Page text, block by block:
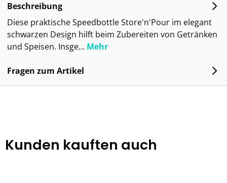
Beschreibung
Diese praktische Speedbottle Store'n'Pour im elegant
schwarzen Design hilft beim Zubereiten von Getränken
und Speisen. Insge… Mehr
Fragen zum Artikel
Kunden kauften auch